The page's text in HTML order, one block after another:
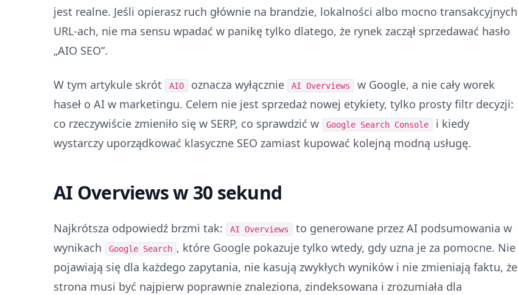
jest realne. Jeśli opierasz ruch głównie na brandzie, lokalności albo mocno transakcyjnych
URL-ach, nie ma sensu wpadać w panikę tylko dlatego, że rynek zaczął sprzedawać hasło
„AIO SEO”.
W tym artykule skrót AIO oznacza wyłącznie AI Overviews
w Google, a nie cały worek
haseł o AI w marketingu. Celem nie jest sprzedaż nowej etykiety, tylko prosty filtr decyzji:
co rzeczywiście zmieniło się w SERP, co sprawdzić w
Google Search Console
i kiedy
wystarczy uporządkować klasyczne SEO zamiast kupować kolejną modną usługę.
AI Overviews w 30 sekund
Najkrótsza odpowiedź brzmi tak: AI Overviews
to generowane przez AI podsumowania w
wynikach
Google Search , które Google pokazuje tylko wtedy, gdy uzna je za pomocne. Nie
pojawiają się dla każdego zapytania, nie kasują zwykłych wyników i nie zmieniają faktu, że
strona musi być najpierw poprawnie znaleziona, zindeksowana i zrozumiała dla